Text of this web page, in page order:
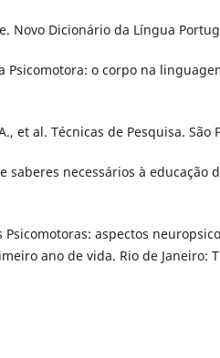
Novo Dicionário da Língua
Psicomotora: o corpo na
et al. Técnicas de Pesquisa. São
saberes necessários à educação
Psicomotoras: aspectos
ano de vida. Rio de Janeiro: